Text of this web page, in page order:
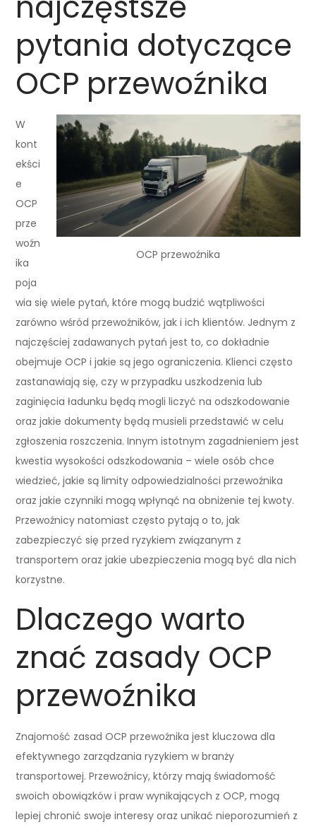
pytania dotyczące
OCP przewoźnika
OCP przewoźnika
W
kont
ekści
e
OCP
prze
woźn
ika
poja
wia się wiele pytań, które mogą budzić wątpliwości
zarówno wśród przewoźników, jak i ich klientów. Jednym z
najczęściej zadawanych pytań jest to, co dokładnie
obejmuje OCP i jakie są jego ograniczenia. Klienci często
zastanawiają się, czy w przypadku uszkodzenia lub
zaginięcia ładunku będą mogli liczyć na odszkodowanie
oraz jakie dokumenty będą musieli przedstawić w celu
zgłoszenia roszczenia. Innym istotnym zagadnieniem jest
kwestia wysokości odszkodowania – wiele osób chce
wiedzieć, jakie są limity odpowiedzialności przewoźnika
oraz jakie czynniki mogą wpłynąć na obniżenie tej kwoty.
Przewoźnicy natomiast często pytają o to, jak
zabezpieczyć się przed ryzykiem związanym z
transportem oraz jakie ubezpieczenia mogą być dla nich
korzystne.
Dlaczego warto
znać zasady OCP
przewoźnika
Znajomość zasad OCP przewoźnika jest kluczowa dla
efektywnego zarządzania ryzykiem w branży
transportowej. Przewoźnicy, którzy mają świadomość
swoich obowiązków i praw wynikających z OCP, mogą
lepiej chronić swoje interesy oraz unikać nieporozumień z